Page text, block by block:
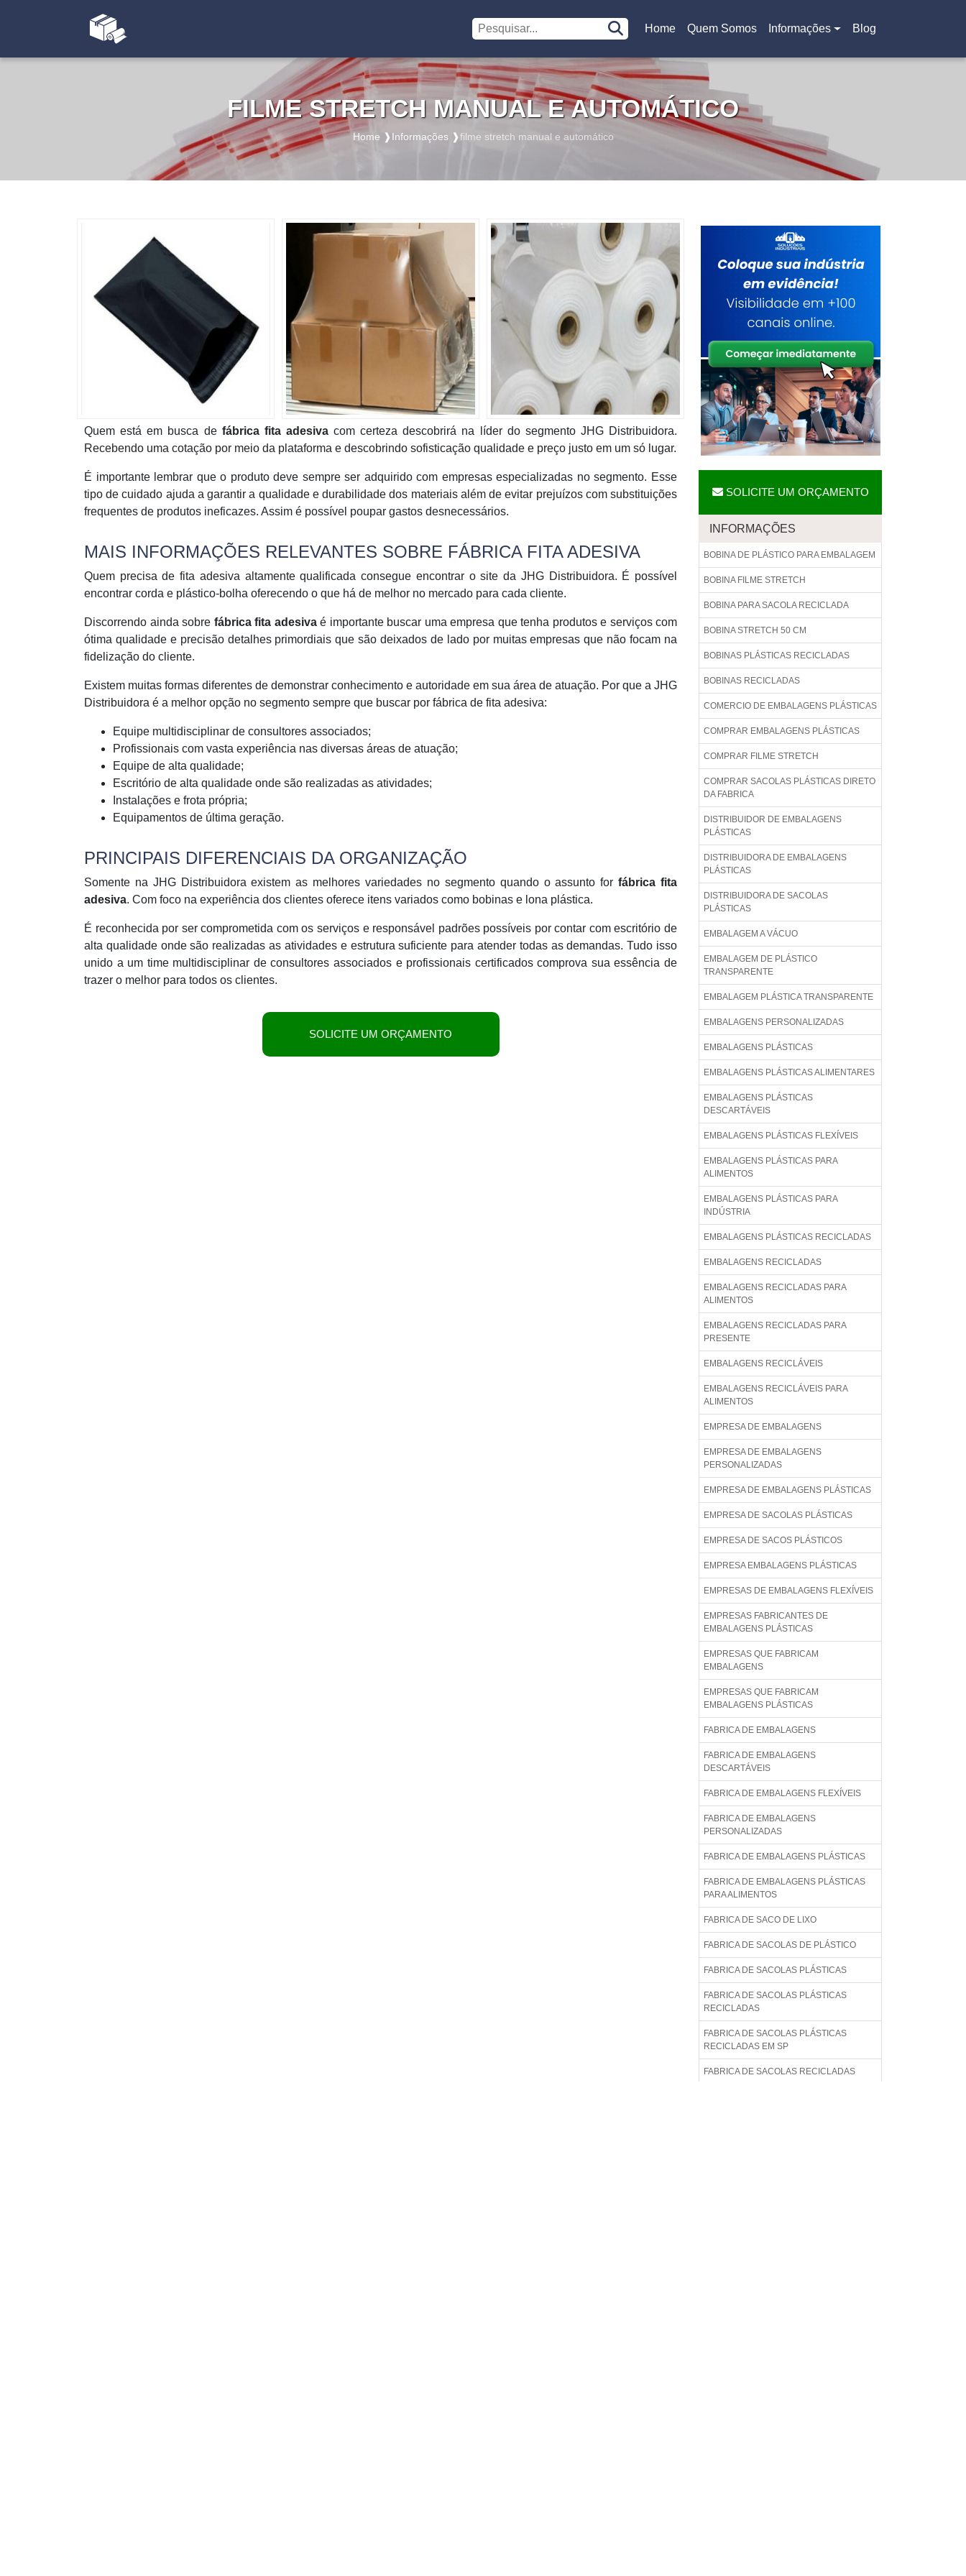
Home
(current)
Quem Somos Informações Blog
FILME STRETCH MANUAL E AUTOMÁTICO
Home ❱ Informações ❱filme stretch manual e automático
Quem está em busca de fábrica fita adesivacom certeza descobrirá na líder do segmento JHG Distribuidora.
Recebendo uma cotação por meio da plataforma e descobrindo sofisticação qualidade e preço justo em um só lugar.
É importante lembrar que o produto deve sempre ser adquirido com empresas especializadas no segmento. Esse
tipo de cuidado ajuda a garantir a qualidade e durabilidade dos materiais além de evitar prejuízos com substituições
frequentes de produtos ineficazes. Assim é possível poupar gastos desnecessários.
MAIS INFORMAÇÕES RELEVANTES SOBRE FÁBRICA FITA ADESIVA
Quem precisa de fita adesiva altamente qualificada consegue encontrar o site da JHG Distribuidora. É possível
encontrar corda e plástico-bolha oferecendo o que há de melhor no mercado para cada cliente.
Discorrendo ainda sobre fábrica fita adesivaé importante buscar uma empresa que tenha produtos e serviços com
ótima qualidade e precisão detalhes primordiais que são deixados de lado por muitas empresas que não focam na
fidelização do cliente.
Existem muitas formas diferentes de demonstrar conhecimento e autoridade em sua área de atuação. Por que a JHG
Distribuidora é a melhor opção no segmento sempre que buscar por fábrica de fita adesiva:
Equipe multidisciplinar de consultores associados;
Profissionais com vasta experiência nas diversas áreas de atuação;
Equipe de alta qualidade;
Escritório de alta qualidade onde são realizadas as atividades;
Instalações e frota própria;
Equipamentos de última geração.
PRINCIPAIS DIFERENCIAIS DA ORGANIZAÇÃO
Somente na JHG Distribuidora existem as melhores variedades no segmento quando o assunto for fábrica fita
adesiva. Com foco na experiência dos clientes oferece itens variados como bobinas e lona plástica.
É reconhecida por ser comprometida com os serviços e responsável padrões possíveis por contar com escritório de
alta qualidade onde são realizadas as atividades e estrutura suficiente para atender todas as demandas. Tudo isso
unido a um time multidisciplinar de consultores associados e profissionais certificados comprova sua essência de
trazer o melhor para todos os clientes.
SOLICITE UM ORÇAMENTO
SOLICITE UM ORÇAMENTO
INFORMAÇÕES
BOBINA DE PLÁSTICO PARA EMBALAGEM
BOBINA FILME STRETCH
BOBINA PARA SACOLA RECICLADA
BOBINA STRETCH 50 CM
BOBINAS PLÁSTICAS RECICLADAS
BOBINAS RECICLADAS
COMERCIO DE EMBALAGENS PLÁSTICAS
COMPRAR EMBALAGENS PLÁSTICAS
COMPRAR FILME STRETCH
COMPRAR SACOLAS PLÁSTICAS DIRETO
DA FABRICA
DISTRIBUIDOR DE EMBALAGENS
PLÁSTICAS
DISTRIBUIDORA DE EMBALAGENS
PLÁSTICAS
DISTRIBUIDORA DE SACOLAS
PLÁSTICAS
EMBALAGEM A VÁCUO
EMBALAGEM DE PLÁSTICO
TRANSPARENTE
EMBALAGEM PLÁSTICA TRANSPARENTE
EMBALAGENS PERSONALIZADAS
EMBALAGENS PLÁSTICAS
EMBALAGENS PLÁSTICAS ALIMENTARES
EMBALAGENS PLÁSTICAS
DESCARTÁVEIS
EMBALAGENS PLÁSTICAS FLEXÍVEIS
EMBALAGENS PLÁSTICAS PARA
ALIMENTOS
EMBALAGENS PLÁSTICAS PARA
INDÚSTRIA
EMBALAGENS PLÁSTICAS RECICLADAS
EMBALAGENS RECICLADAS
EMBALAGENS RECICLADAS PARA
ALIMENTOS
EMBALAGENS RECICLADAS PARA
PRESENTE
EMBALAGENS RECICLÁVEIS
EMBALAGENS RECICLÁVEIS PARA
ALIMENTOS
EMPRESA DE EMBALAGENS
EMPRESA DE EMBALAGENS
PERSONALIZADAS
EMPRESA DE EMBALAGENS PLÁSTICAS
EMPRESA DE SACOLAS PLÁSTICAS
EMPRESA DE SACOS PLÁSTICOS
EMPRESA EMBALAGENS PLÁSTICAS
EMPRESAS DE EMBALAGENS FLEXÍVEIS
EMPRESAS FABRICANTES DE
EMBALAGENS PLÁSTICAS
EMPRESAS QUE FABRICAM
EMBALAGENS
EMPRESAS QUE FABRICAM
EMBALAGENS PLÁSTICAS
FABRICA DE EMBALAGENS
FABRICA DE EMBALAGENS
DESCARTÁVEIS
FABRICA DE EMBALAGENS FLEXÍVEIS
FABRICA DE EMBALAGENS
PERSONALIZADAS
FABRICA DE EMBALAGENS PLÁSTICAS
FABRICA DE EMBALAGENS PLÁSTICAS
PARA ALIMENTOS
FABRICA DE SACO DE LIXO
FABRICA DE SACOLAS DE PLÁSTICO
FABRICA DE SACOLAS PLÁSTICAS
FABRICA DE SACOLAS PLÁSTICAS
RECICLADAS
FABRICA DE SACOLAS PLÁSTICAS
RECICLADAS EM SP
FABRICA DE SACOLAS RECICLADAS